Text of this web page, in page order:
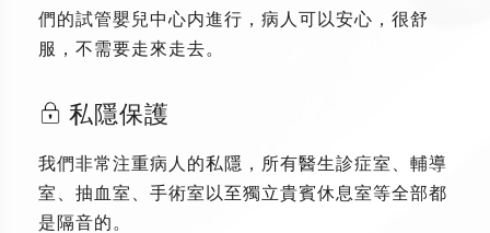
們的試管嬰兒中心内進行，病人可以安心，很舒
服，不需要走來走去。
私隱保護
我們非常注重病人的私隱，所有醫生診症室、輔導
室、抽血室、手術室以至獨立貴賓休息室等全部都
是隔音的。